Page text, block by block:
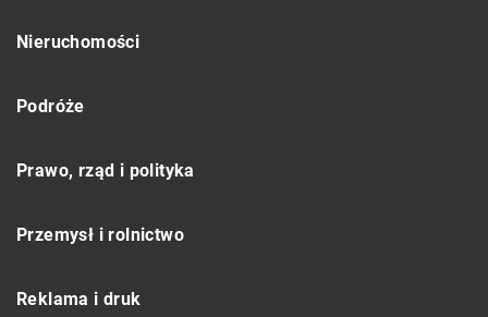
Nieruchomości
Podróże
Prawo, rząd i polityka
Przemysł i rolnictwo
Reklama i druk